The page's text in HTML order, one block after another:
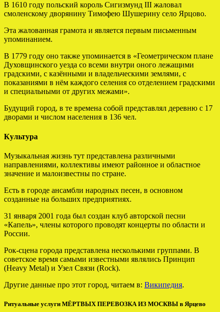
В 1610 году польский король Сигизмунд III жаловал
смоленскому дворянину Тимофею Шушерину село Ярцово.
Эта жалованная грамота и является первым письменным
упоминанием.
В 1779 году оно также упоминается в «Геометрическом плане
Духовщинского уезда со всеми внутри оного лежащими
градскими, с казёнными и владельческими землями, с
показаниями в нём каждого селения со отделением градскими
и специальными от других межами».
Будущий город, в те времена собой представлял деревню с 17
дворами и числом населения в 136 чел.
Культура
Музыкальная жизнь тут представлена различными
направлениями, коллективы имеют районное и областное
значение и малоизвестны по стране.
Есть в городе ансамбли народных песен, в основном
созданные на больших предприятиях.
31 января 2001 года был создан клуб авторской песни
«Капель», члены которого проводят концерты по области и
России.
Рок-сцена города представлена несколькими группами. В
советское время самыми известными являлись Принцип
(Heavy Metal) и Узел Связи (Rock).
Другие данные про этот город, читаем в: Википедия.
Ритуальные услуги МЁРТВЫХ ПЕРЕВОЗКА ИЗ МОСКВЫ в Ярцево